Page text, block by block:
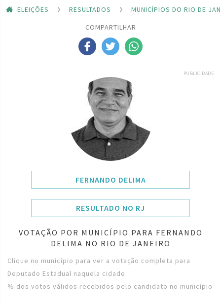
ELEIÇÕES RESULTADOS
MUNICÍPIOS DO RIO DE
COMPARTILHAR
PUBLICIDADE
FERNANDO DELIMA
RESULTADO NO RJ
VOTAÇÃO POR MUNICÍPIO PARA FERNANDO
DELIMA NO RIO DE JANEIRO
Clique no município para ver a votação completa para
Deputado Estadual naquela cidade
% dos votos válidos recebidos pelo candidato no município